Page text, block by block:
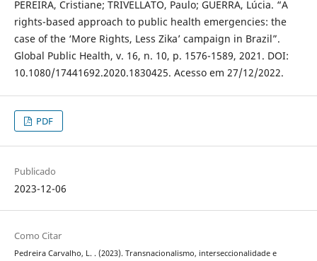
PEREIRA, Cristiane; TRIVELLATO, Paulo; GUERRA, Lúcia. “A
rights-based approach to public health emergencies: the
case of the ‘More Rights, Less Zika’ campaign in Brazil”.
Global Public Health, v. 16, n. 10, p. 1576-1589, 2021. DOI:
10.1080/17441692.2020.1830425. Acesso em 27/12/2022.
PDF
Publicado
2023-12-06
Como Citar
Pedreira Carvalho, L. . (2023). Transnacionalismo, interseccionalidade e